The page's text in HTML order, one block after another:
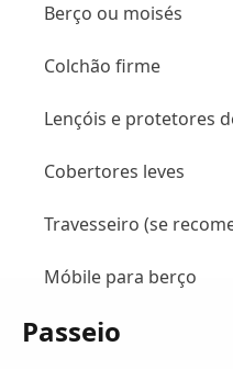
Berço ou moisés
Colchão firme
Lençóis e protetores
Cobertores leves
Travesseiro (se
Móbile para berço
Passeio